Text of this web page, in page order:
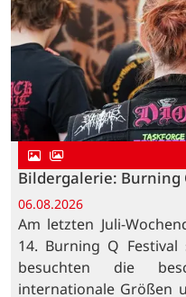
Bildergalerie: Burning
06.08.2026
Am letzten Juli-
14. Burning Q Festival
besuchten die
internationale Größen